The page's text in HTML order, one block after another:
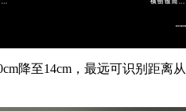
降至14cm，最远可识别距离